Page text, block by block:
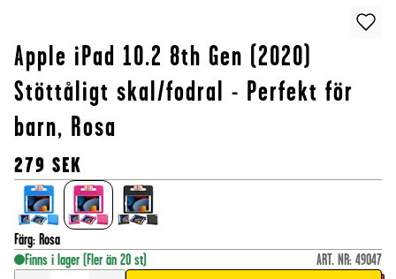
Apple iPad 10.2 8th Gen (2020)
Stöttåligt skal/fodral - Perfekt för
barn, Rosa
279 SEK
Färg: Rosa
Finns i lager (Fler än 20 st) ART. NR: 49047